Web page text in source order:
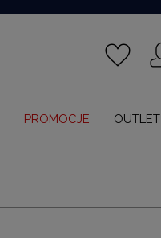
PROMOCJE OUTLET